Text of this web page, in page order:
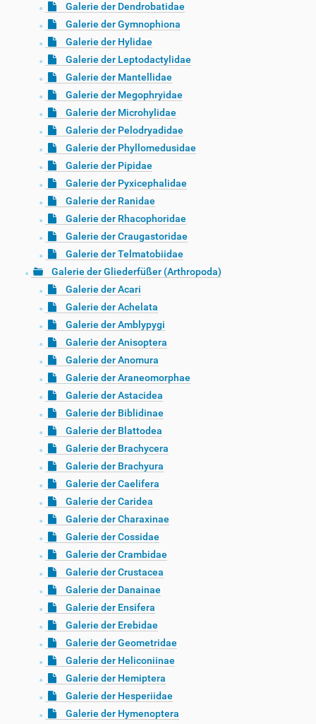
Galerie der Dendrobatidae
Galerie der Gymnophiona
Galerie der Hylidae
Galerie der Leptodactylidae
Galerie der Mantellidae
Galerie der Megophryidae
Galerie der Microhylidae
Galerie der Pelodryadidae
Galerie der Phyllomedusidae
Galerie der Pipidae
Galerie der Pyxicephalidae
Galerie der Ranidae
Galerie der Rhacophoridae
Galerie der Craugastoridae
Galerie der Telmatobiidae
Galerie der Gliederfüßer (Arthropoda)
Galerie der Acari
Galerie der Achelata
Galerie der Amblypygi
Galerie der Anisoptera
Galerie der Anomura
Galerie der Araneomorphae
Galerie der Astacidea
Galerie der Biblidinae
Galerie der Blattodea
Galerie der Brachycera
Galerie der Brachyura
Galerie der Caelifera
Galerie der Caridea
Galerie der Charaxinae
Galerie der Cossidae
Galerie der Crambidae
Galerie der Crustacea
Galerie der Danainae
Galerie der Ensifera
Galerie der Erebidae
Galerie der Geometridae
Galerie der Heliconiinae
Galerie der Hemiptera
Galerie der Hesperiidae
Galerie der Hymenoptera